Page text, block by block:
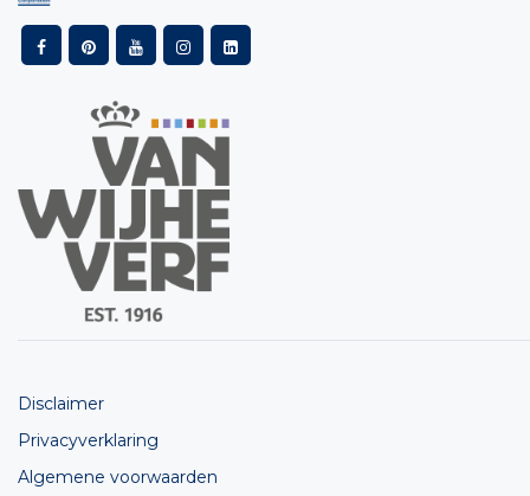
Disclaimer
Privacyverklaring
Algemene voorwaarden